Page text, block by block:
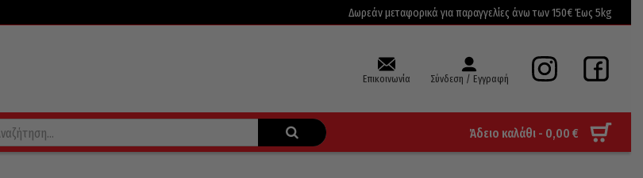
Δωρεάν μεταφορικά για παραγγελίες άνω των 150€ Έως 5kg
Επικοινωνία Σύνδεση / Εγγραφή
Άδειο καλάθι - 0,00 €